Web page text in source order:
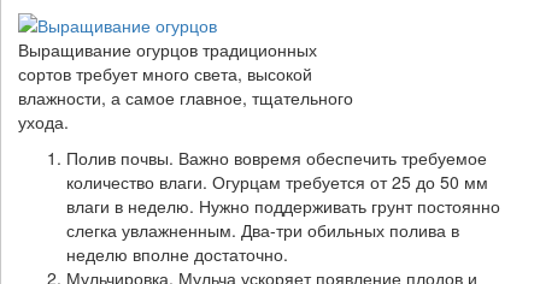
Выращивание огурцов традиционных
сортов требует много света, высокой
влажности, а самое главное, тщательного
ухода.
Полив почвы. Важно вовремя обеспечить требуемое
количество влаги. Огурцам требуется от 25 до 50 мм
влаги в неделю. Нужно поддерживать грунт постоянно
слегка увлажненным. Два-три обильных полива в
неделю вполне достаточно.
Мульчировка. Мульча ускоряет появление плодов и